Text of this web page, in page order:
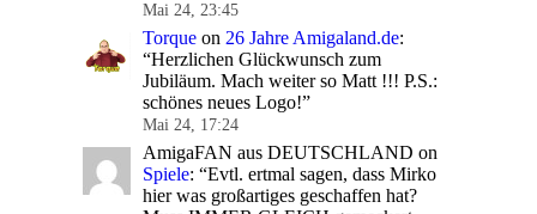
Mai 24, 23:45
Torque on 26 Jahre Amigaland.de:
“Herzlichen Glückwunsch zum
Jubiläum. Mach weiter so Matt !!! P.S.:
schönes neues Logo!”
Mai 24, 17:24
AmigaFAN aus DEUTSCHLAND on
Spiele: “Evtl. ertmal sagen, dass Mirko
hier was großartiges geschaffen hat?